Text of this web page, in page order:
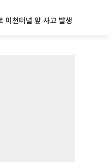
이천터널 앞 사고 발생